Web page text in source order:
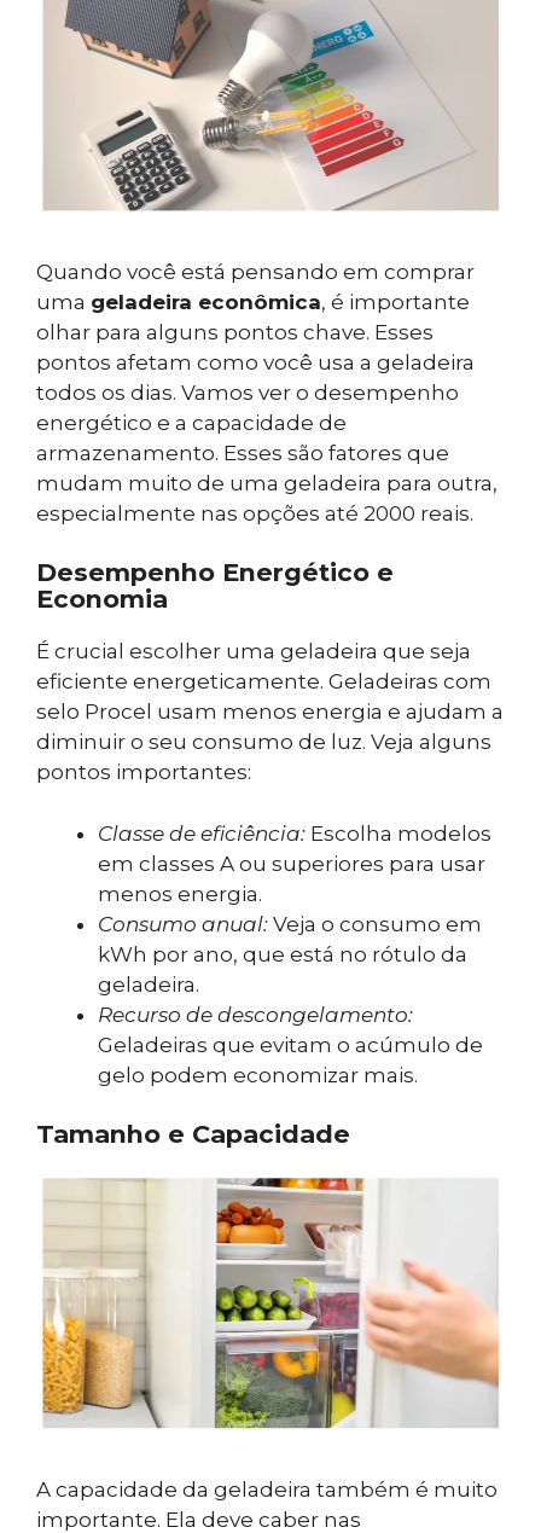
Quando você está pensando em comprar
uma geladeira econômica, é importante
olhar para alguns pontos chave. Esses
pontos afetam como você usa a geladeira
todos os dias. Vamos ver o desempenho
energético e a capacidade de
armazenamento. Esses são fatores que
mudam muito de uma geladeira para outra,
especialmente nas opções até 2000 reais.
Desempenho Energético e
Economia
É crucial escolher uma geladeira que seja
eficiente energeticamente. Geladeiras com
selo Procel usam menos energia e ajudam a
diminuir o seu consumo de luz. Veja alguns
pontos importantes:
Classe de eficiência: Escolha modelos
em classes A ou superiores para usar
menos energia.
Consumo anual: Veja o consumo em
kWh por ano, que está no rótulo da
geladeira.
Recurso de descongelamento:
Geladeiras que evitam o acúmulo de
gelo podem economizar mais.
Tamanho e Capacidade
A capacidade da geladeira também é muito
importante. Ela deve caber nas